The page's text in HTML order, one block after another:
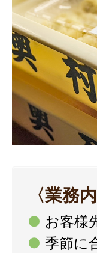
〈業務
● お客様
● 季節に